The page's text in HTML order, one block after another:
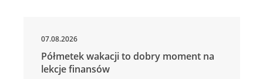
07.08.2026
Półmetek wakacji to dobry moment na
lekcje finansów